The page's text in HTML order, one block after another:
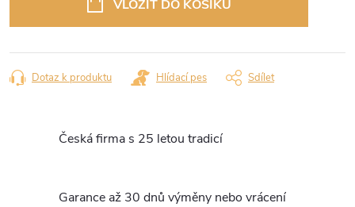
VLOŽIT DO KOŠÍKU
Dotaz k produktu Hlídací pes Sdílet
Česká firma s 25 letou tradicí
Garance až 30 dnů výměny nebo vrácení